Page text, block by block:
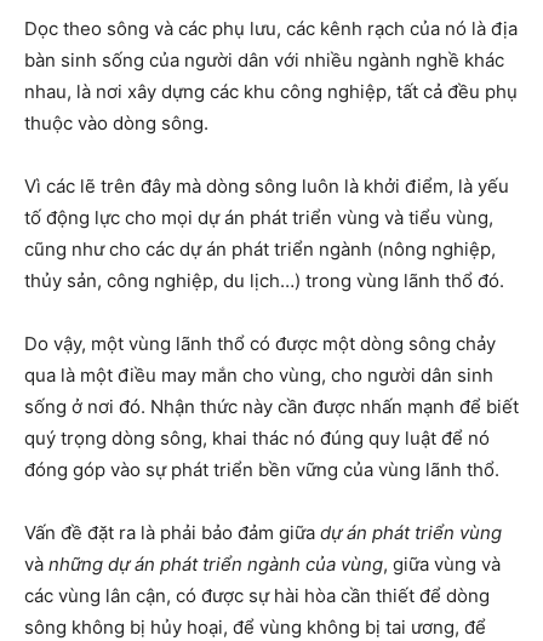
Dọc theo sông và các phụ lưu, các kênh rạch của nó là địa
bàn sinh sống của người dân với nhiều ngành nghề khác
nhau, là nơi xây dựng các khu công nghiệp, tất cả đều phụ
thuộc vào dòng sông.
Vì các lẽ trên đây mà dòng sông luôn là khởi điểm, là yếu
tố động lực cho mọi dự án phát triển vùng và tiểu vùng,
cũng như cho các dự án phát triển ngành (nông nghiệp,
thủy sản, công nghiệp, du lịch…) trong vùng lãnh thổ đó.
Do vậy, một vùng lãnh thổ có được một dòng sông chảy
qua là một điều may mắn cho vùng, cho người dân sinh
sống ở nơi đó. Nhận thức này cần được nhấn mạnh để biết
quý trọng dòng sông, khai thác nó đúng quy luật để nó
đóng góp vào sự phát triển bền vững của vùng lãnh thổ.
Vấn đề đặt ra là phải bảo đảm giữa dự án phát triển vùng
và những dự án phát triển ngành của vùng, giữa vùng và
các vùng lân cận, có được sự hài hòa cần thiết để dòng
sông không bị hủy hoại, để vùng không bị tai ương, để